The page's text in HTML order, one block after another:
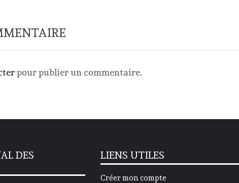
pour publier un commentaire.
DES
LIENS UTILES
Créer mon compte